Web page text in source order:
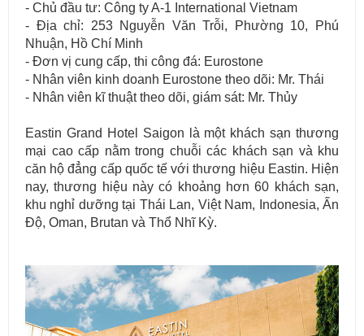
- Chủ đầu tư: Công ty A-1 International Vietnam
- Địa chỉ: 253 Nguyễn Văn Trỗi, Phường 10, Phú
Nhuận, Hồ Chí Minh
- Đơn vị cung cấp, thi công đá: Eurostone
- Nhân viên kinh doanh Eurostone theo dõi: Mr. Thái
- Nhân viên kĩ thuật theo dõi, giám sát: Mr. Thủy
Eastin Grand Hotel Saigon là một khách sạn thương
mại cao cấp nằm trong chuỗi các khách sạn và khu
căn hộ đẳng cấp quốc tế với thương hiệu Eastin. Hiện
nay, thương hiệu này có khoảng hơn 60 khách sạn,
khu nghỉ dưỡng tại Thái Lan, Việt Nam, Indonesia, Ấn
Độ, Oman, Brutan và Thổ Nhĩ Kỳ.